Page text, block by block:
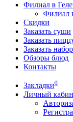
Филиал в
Филиал
Скидки
Заказать суши
Заказать
Заказать
Обзоры блюд
Контакты
Закладки0
Личный